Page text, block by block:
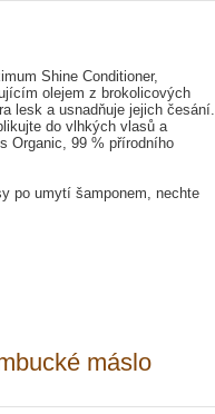
Shine Conditioner,
olejem z brokolicových
lesk a usnadňuje jejich česání.
do vlhkých vlasů a
Organic, 99 % přírodního
po umytí šamponem, nechte
máslo